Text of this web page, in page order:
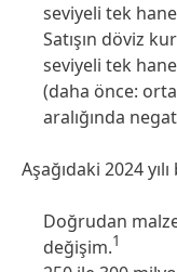
seviyeli tek
Satışın döviz
seviyeli tek
(daha önce:
aralığında
Aşağıdaki 2024
Doğrudan
değişim.1